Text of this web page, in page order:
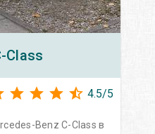
Class
4.5/5
Benz C-Class в